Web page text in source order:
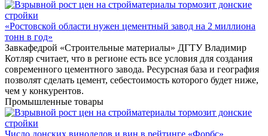
«Ростовской области нужен цементный завод на 2 миллиона
тонн в год»
Завкафедрой «Строительные материалы» ДГТУ Владимир
Котляр считает, что в регионе есть все условия для создания
современного цементного завода. Ресурсная база и география
позволят сделать цемент, себестоимость которого будет ниже,
чем у конкурентов.
Промышленные товары